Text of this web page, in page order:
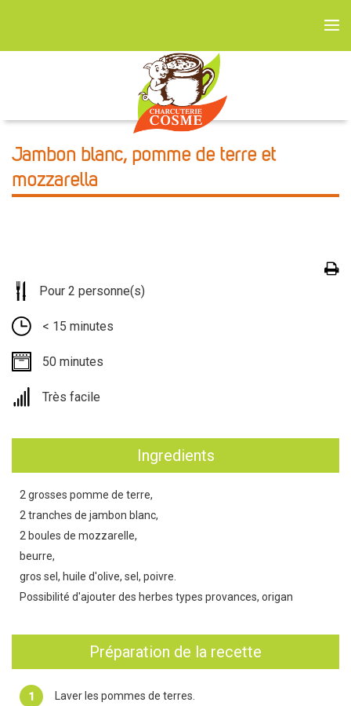
Jambon blanc, pomme de terre et
mozzarella
Pour 2 personne(s)
< 15 minutes
50 minutes
Très facile
Ingredients
2 grosses pomme de terre,
2 tranches de jambon blanc,
2 boules de mozzarelle,
beurre,
gros sel, huile d'olive, sel, poivre.
Possibilité d'ajouter des herbes types provances, origan
Préparation de la recette
Laver les pommes de terres.